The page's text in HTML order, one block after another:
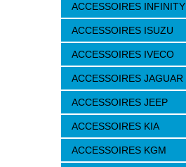
ACCESSOIRES INFINITY
ACCESSOIRES ISUZU
ACCESSOIRES IVECO
ACCESSOIRES JAGUAR
ACCESSOIRES JEEP
ACCESSOIRES KIA
ACCESSOIRES KGM